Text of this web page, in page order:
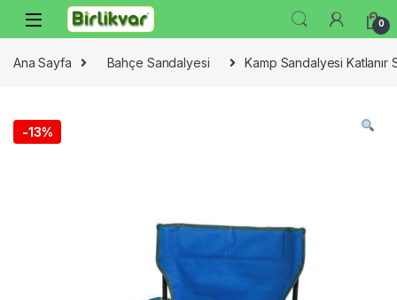
Skip to navigation
Skip to content
0
Ana Sayfa Bahçe Sandalyesi Kamp Sandalyesi
-13%